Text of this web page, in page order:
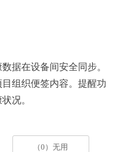
据在设备间安全同步。
组织便签内容。提醒功
况。
（0）无用